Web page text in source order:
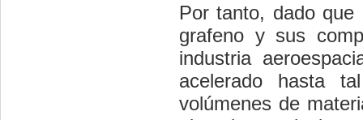
Por tanto, dado
grafeno y sus
industria
acelerado hasta
volúmenes de